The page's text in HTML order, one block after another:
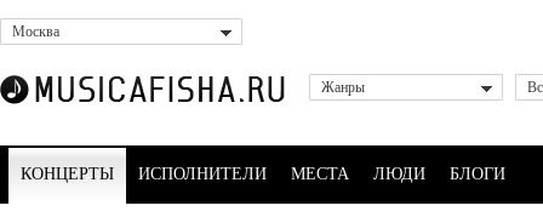
Москва
Жанры
КОНЦЕРТЫ ИСПОЛНИТЕЛИ МЕСТА ЛЮДИ БЛОГИ